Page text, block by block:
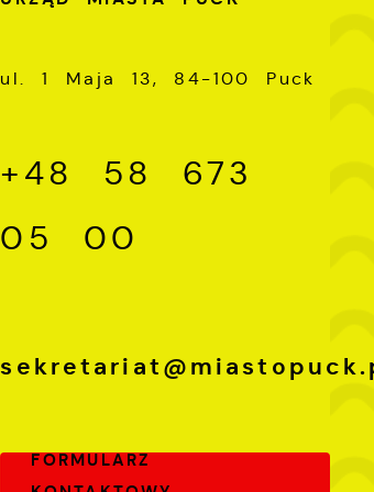
ul. 1 Maja 13, 84-100 Puck
+48 58 673
05 00
FORMULARZ